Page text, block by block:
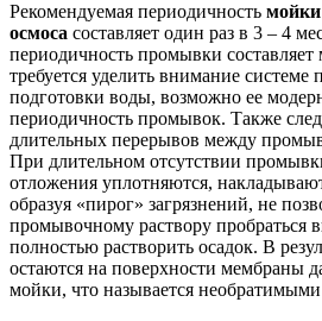
Рекомендуемая периодичность мойки
осмоса составляет один раз в 3 – 4
периодичность промывки составляет
требуется уделить внимание системе
подготовки воды, возможно ее
периодичность промывок. Также
длительных перерывов между
При длительном отсутствии
отложения уплотняются,
образуя «пирог» загрязнений, не
промывочному раствору пробраться
полностью растворить осадок. В
остаются на поверхности мембраны
мойки, что называется